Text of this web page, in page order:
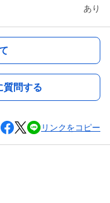
あり
質問する
リンクをコピー